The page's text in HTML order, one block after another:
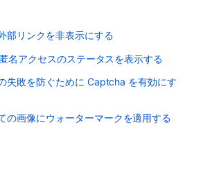
部リンクを非表示にする
名アクセスのステータスを表示する
失敗を防ぐために Captcha を有効にす
の画像にウォーターマークを適用する